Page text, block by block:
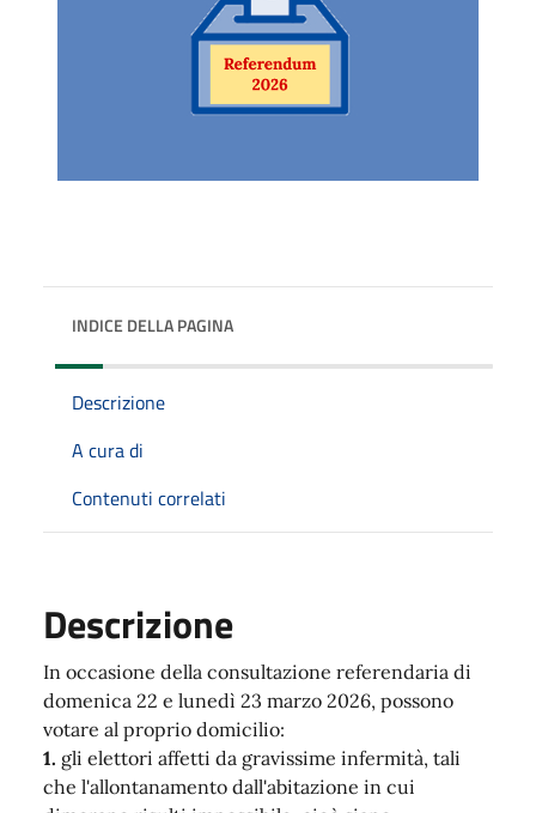
INDICE DELLA PAGINA
Descrizione
A cura di
Contenuti correlati
Descrizione
In occasione della consultazione referendaria di
domenica 22 e lunedì 23 marzo 2026, possono
votare al proprio domicilio:
1. gli elettori affetti da gravissime infermità, tali
che l'allontanamento dall'abitazione in cui